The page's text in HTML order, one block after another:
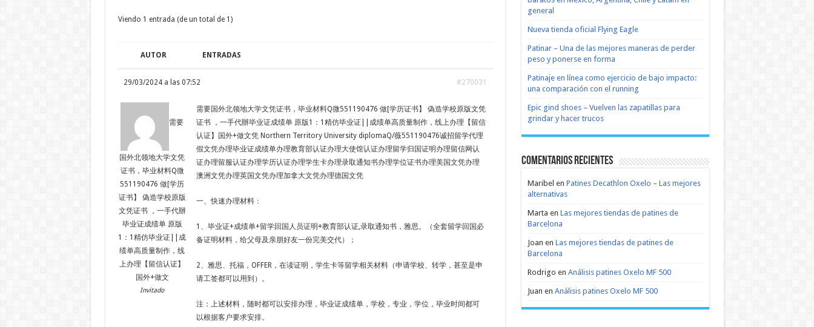
Viendo 1 entrada (de un total de 1)
AUTOR ENTRADAS
29/03/2024 a las 07:52 #270031
需要
国外北领地大学文凭
证书，毕业材料Q微
551190476 做[学历
证书】 偽造学校原版
文凭证书 ，一手代辦
毕业证成绩单 原版
1：1精仿毕业证||成
绩单高质量制作，线
上办理【留信认证】
国外+做文
Invitado
需要国外北领地大学文凭证书，毕业材料Q微551190476 做[学历证书】 偽造学校原版文凭
证书 ，一手代辦毕业证成绩单 原版1：1精仿毕业证||成绩单高质量制作，线上办理【留信
认证】国外+做文凭 Northern Territory University diplomaQ/薇551190476诚招留学代理
假文凭办理毕业证成绩单办理教育部认证办理大使馆认证办理留学归国证明办理留信网认
证办理留服认证办理学历认证办理学生卡办理录取通知书办理学位证书办理美国文凭办理
澳洲文凭办理英国文凭办理加拿大文凭办理德国文凭
一、快速办理材料：
1、毕业证+成绩单+留学回国人员证明+教育部认证,录取通知书，雅思。（全套留学回国必
备证明材料，给父母及亲朋好友一份完美交代）；
2、雅思、托福，OFFER，在读证明，学生卡等留学相关材料（申请学校、转学，甚至是申
请工签都可以用到）。
注：上述材料，随时都可以安排办理，毕业证成绩单，学校，专业，学位，毕业时间都可
以根据客户要求安排。
general
Nueva tienda oficial Flying Eagle
Patinar – Una de las mejores maneras de perder
peso y ponerse en forma
Patinaje en línea como ejercicio de bajo impacto:
una comparación con el running
Epic gind shoes – Vuelven las zapatillas para
grindar y hacer trucos
Comentarios recientes
Maribel en Patines Decathlon Oxelo – Las mejores
alternativas
Marta en Las mejores tiendas de patines de
Barcelona
Joan en Las mejores tiendas de patines de
Barcelona
Rodrigo en Análisis patines Oxelo MF 500
Juan en Análisis patines Oxelo MF 500